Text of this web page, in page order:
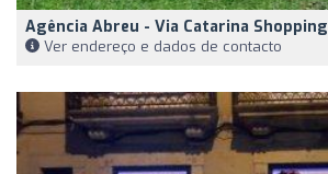
Agência Abreu - Via Catarina Shopping
Ver endereço e dados de contacto